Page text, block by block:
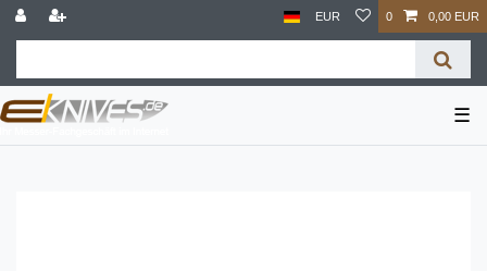
EUR 0 0,00 EUR
☰